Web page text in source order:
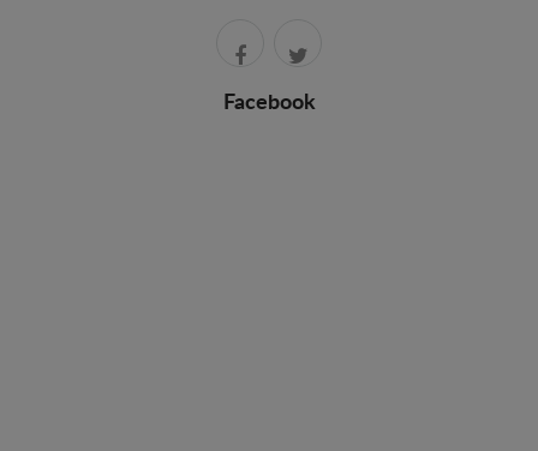
Facebook